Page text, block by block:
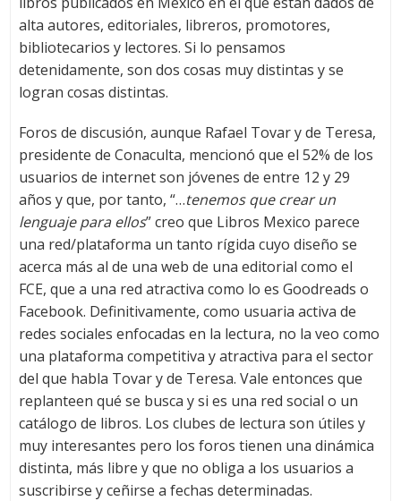
alta autores, editoriales, libreros, promotores,
bibliotecarios y lectores. Si lo pensamos
detenidamente, son dos cosas muy distintas y se
logran cosas distintas.
Foros de discusión, aunque Rafael Tovar y de Teresa,
presidente de Conaculta, mencionó que el 52% de los
usuarios de internet son jóvenes de entre 12 y 29
años y que, por tanto, “…tenemos que crear un
lenguaje para ellos” creo que Libros Mexico parece
una red/plataforma un tanto rígida cuyo diseño se
acerca más al de una web de una editorial como el
FCE, que a una red atractiva como lo es Goodreads o
Facebook. Definitivamente, como usuaria activa de
redes sociales enfocadas en la lectura, no la veo como
una plataforma competitiva y atractiva para el sector
del que habla Tovar y de Teresa. Vale entonces que
replanteen qué se busca y si es una red social o un
catálogo de libros. Los clubes de lectura son útiles y
muy interesantes pero los foros tienen una dinámica
distinta, más libre y que no obliga a los usuarios a
suscribirse y ceñirse a fechas determinadas.